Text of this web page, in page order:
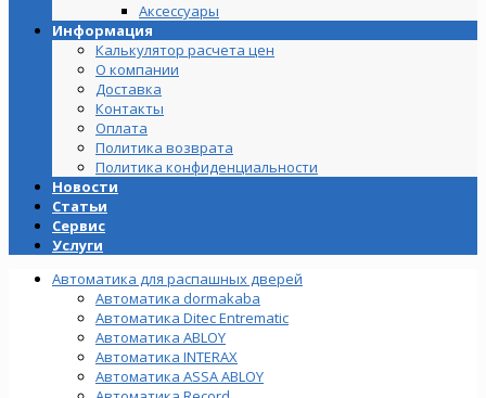
Аксессуары
Информация
Калькулятор расчета цен
О компании
Доставка
Контакты
Оплата
Политика возврата
Политика конфиденциальности
Новости
Статьи
Сервис
Услуги
Автоматика для распашных дверей
Автоматика dormakaba
Автоматика Ditec Entrematic
Автоматика ABLOY
Автоматика INTERAX
Автоматика ASSA ABLOY